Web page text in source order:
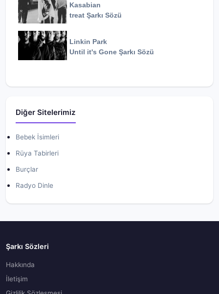
Kasabian
treat Şarkı Sözü
Linkin Park
Until it's Gone Şarkı Sözü
Diğer Sitelerimiz
Bebek İsimleri
Rüya Tabirleri
Burçlar
Radyo Dinle
Şarkı Sözleri
Hakkında
İletişim